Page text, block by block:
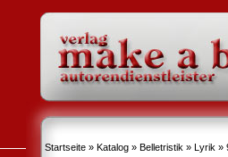
Startseite » Katalog » Belletristik » Lyrik »